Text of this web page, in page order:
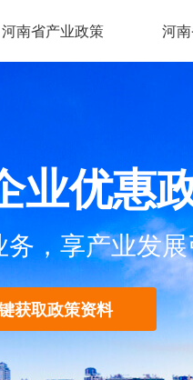
河南省产业政策 河
业优惠
，享产业发
获取政策资料